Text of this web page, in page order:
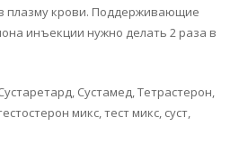
плазму крови. Поддерживающие
инъекции нужно делать 2 раза в
Сустамед, Тетрастерон,
микс, тест микс, суст,